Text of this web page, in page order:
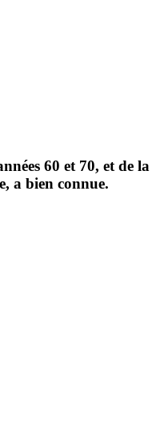
60 et 70, et de la
a bien connue.